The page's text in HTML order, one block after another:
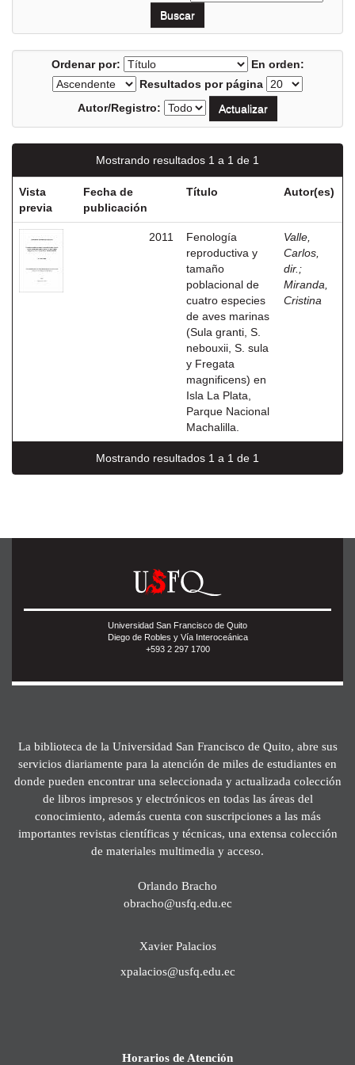
Ordenar por:
En orden:
Resultados por página
Autor/Registro:
Mostrando resultados 1 a 1 de 1
Vista
previa
Fecha de
publicación
Título Autor(es)
2011
Fenología
reproductiva y
tamaño
poblacional de
cuatro especies
de aves marinas
(Sula granti, S.
nebouxii, S. sula
y Fregata
magnificens) en
Isla La Plata,
Parque Nacional
Machalilla.
Valle,
Carlos,
dir. ;
Miranda,
Cristina
Mostrando resultados 1 a 1 de 1
Universidad San Francisco de Quito
Diego de Robles y Vía Interoceánica
+593 2 297 1700
La biblioteca de la Universidad San Francisco de Quito, abre sus
servicios diariamente para la atención de miles de estudiantes en
donde pueden encontrar una seleccionada y actualizada colección
de libros impresos y electrónicos en todas las áreas del
conocimiento, además cuenta con suscripciones a las más
importantes revistas científicas y técnicas, una extensa colección
de materiales multimedia y acceso.
Orlando Bracho
obracho@usfq.edu.ec
Xavier Palacios
xpalacios@usfq.edu.ec
Horarios de Atención